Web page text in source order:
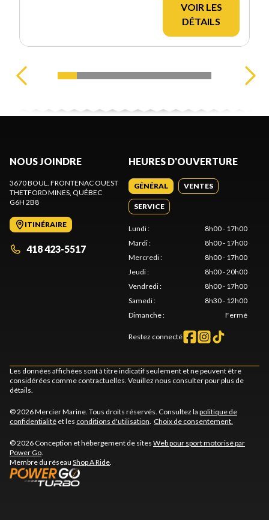
VOIR LES
DÉTAILS
NOUS JOINDRE
3670 BOUL. FRONTENAC OUEST
THETFORD MINES , QUÉBEC
G6H 2B8
ITINÉRAIRE
418 423-5517
HEURES D'OUVERTURE
GÉNÉRAL VENTES
SERVICE
Lundi:
8h00 - 17h00
Mardi:
8h00 - 17h00
Mercredi:
8h00 - 17h00
Jeudi:
8h00 - 20h00
Vendredi:
8h00 - 17h00
Samedi:
8h30 - 12h00
Dimanche: Fermé
Restez connecté
Les données affichées sont à titre indicatif seulement et ne peuvent être
considérées comme contractuelles. Veuillez nous consulter pour plus de
détails.
© 2026 Mercier Marine. Tous droits réservés. Consultez la politique de
confidentialité et les conditions d'utilisation Choix de consentement.
© 2026 Conception et hébergement de sites Web pour sport motorisé par
Power Go
Membre du réseau Shop A Ride